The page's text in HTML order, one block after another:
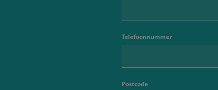
Telefoonnummer
Postcode